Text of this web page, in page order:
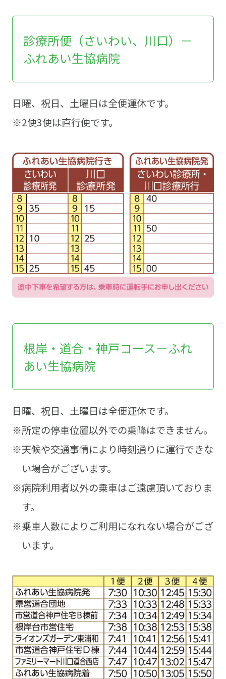
診療所便（さいわい、川口）－
ふれあい生協病院
日曜、祝日、土曜日は全便運休です。
※2便3便は直行便です。
根岸・道合・神戸コース－ふれ
あい生協病院
日曜、祝日、土曜日は全便運休です。
※所定の停車位置以外での乗降はできません。
※天候や交通事情により時刻通りに運行できな
い場合がございます。
※病院利用者以外の乗車はご遠慮頂いておりま
す。
※乗車人数によりご利用になれない場合がござ
います。